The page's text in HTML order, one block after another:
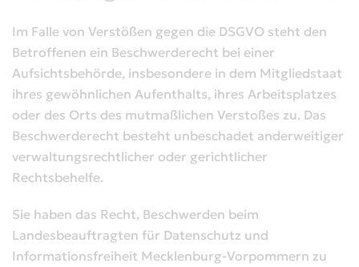
Im Falle von Verstößen gegen die DSGVO steht den
Betroffenen ein Beschwerderecht bei einer
Aufsichtsbehörde, insbesondere in dem Mitgliedstaat
ihres gewöhnlichen Aufenthalts, ihres Arbeitsplatzes
oder des Orts des mutmaßlichen Verstoßes zu. Das
Beschwerderecht besteht unbeschadet anderweitiger
verwaltungsrechtlicher oder gerichtlicher
Rechtsbehelfe.
Sie haben das Recht, Beschwerden beim
Landesbeauftragten für Datenschutz und
Informationsfreiheit Mecklenburg-Vorpommern zu